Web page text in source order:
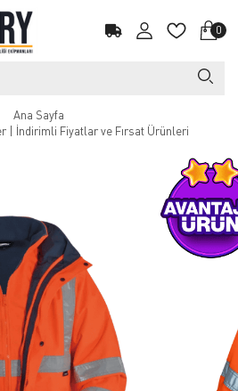
0
Ana Sayfa
| İndirimli Fiyatlar ve Fırsat Ürünleri